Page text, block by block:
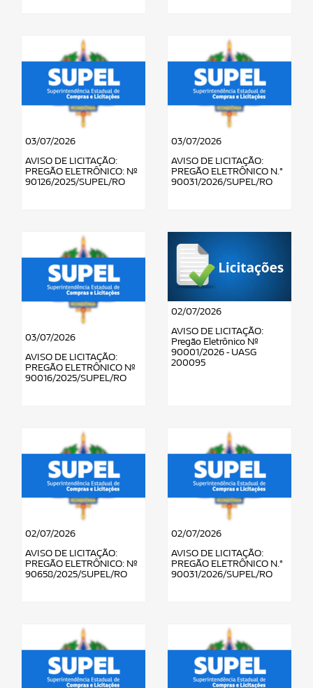
03/07/2026
AVISO DE LICITAÇÃO:
PREGÃO ELETRÔNICO: Nº
90126/2025/SUPEL/RO
03/07/2026
AVISO DE LICITAÇÃO:
PREGÃO ELETRÔNICO N.°
90031/2026/SUPEL/RO
03/07/2026
AVISO DE LICITAÇÃO:
PREGÃO ELETRÔNICO Nº
90016/2025/SUPEL/RO
02/07/2026
AVISO DE LICITAÇÃO:
Pregão Eletrônico Nº
90001/2026 - UASG
200095
02/07/2026
AVISO DE LICITAÇÃO:
PREGÃO ELETRÔNICO: Nº
90658/2025/SUPEL/RO
02/07/2026
AVISO DE LICITAÇÃO:
PREGÃO ELETRÔNICO N.°
90031/2026/SUPEL/RO